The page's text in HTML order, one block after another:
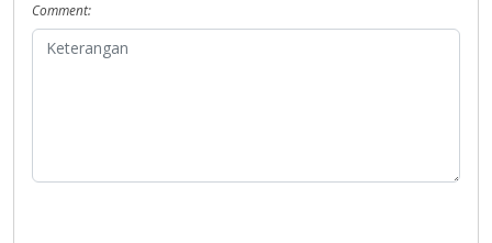
Comment: